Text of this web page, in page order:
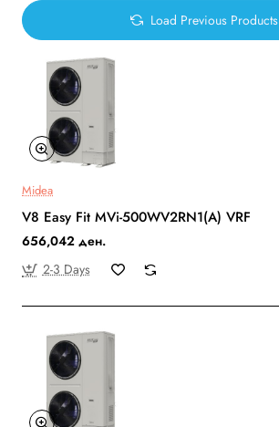
Load Previous Products
Midea
V8 Easy Fit MVi-500WV2RN1(A) VRF
656,042 ден.
2-3 Days